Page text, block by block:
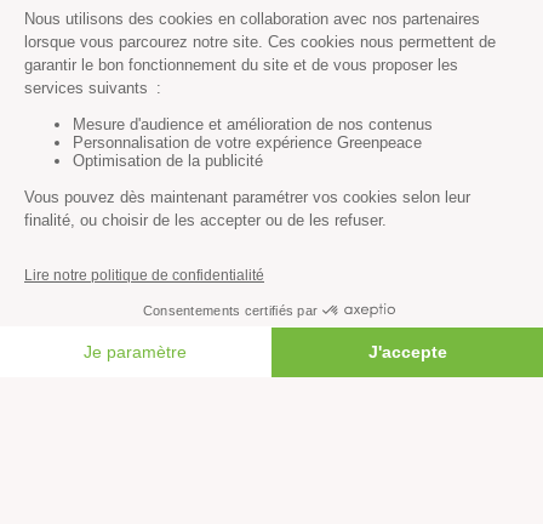
Découvrez nos campagnes
AGRICULTURE